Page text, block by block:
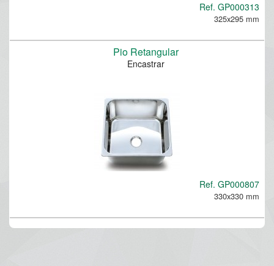
Ref. GP000313
325x295 mm
Ref. GP000807
330x330 mm
Pio Retangular
Encastrar